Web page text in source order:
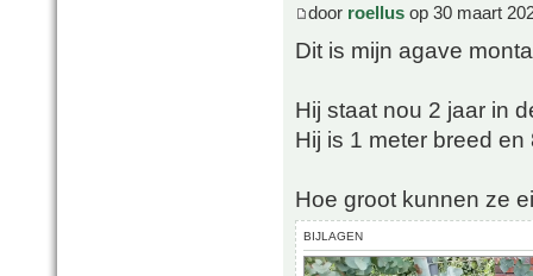
door roellus op 30 maart
Dit is mijn agave
Hij staat nou 2 jaar in
Hij is 1 meter breed
Hoe groot kunnen ze
BIJLAGEN